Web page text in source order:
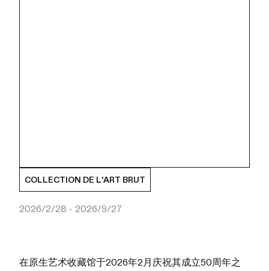
COLLECTION DE L'ART BRUT
2026/2/28 - 2026/9/27
在原生艺术收藏馆于2026年2月庆祝其成立50周年之